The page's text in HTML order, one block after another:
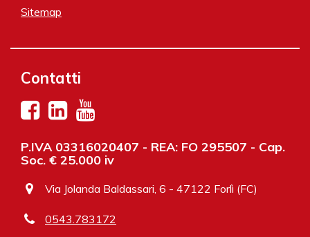
Sitemap
Contatti
P.IVA 03316020407 - REA: FO 295507 - Cap.
Soc. € 25.000 iv
Via Jolanda Baldassari, 6 - 47122 Forlì (FC)
0543.783172